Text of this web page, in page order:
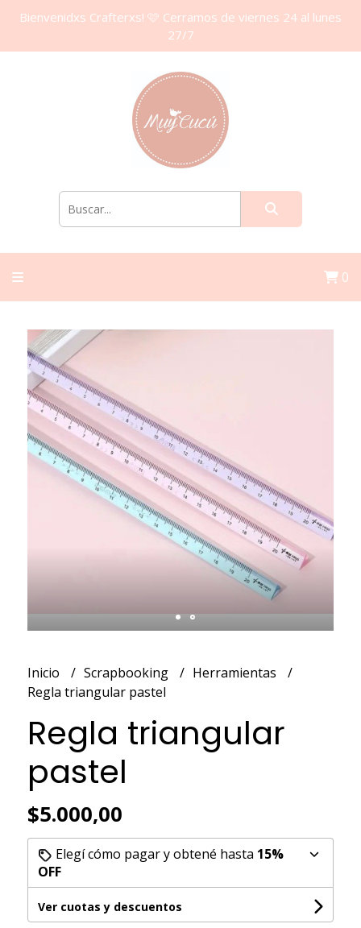
Bienvenidxs Crafterxs! 🩷 Cerramos de viernes 24 al lunes
27/7
0
Inicio Scrapbooking
Herramientas
Regla triangular pastel
Regla triangular
pastel
$5.000,00
Elegí cómo pagar y obtené hasta 15%
OFF
Ver cuotas y descuentos